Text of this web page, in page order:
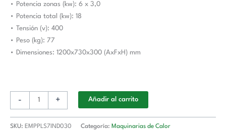
• Potencia zonas (kw): 6 x 3,0
• Potencia total (kw): 18
• Tensión (v): 400
• Peso (kg): 77
• Dimensiones: 1200x730x300 (AxFxH) mm
-
Línea
700
Estambul
cantidad
+ Añadir al carrito
SKU: EMPPLS7IND030 Categoría: Maquinarias de Calor